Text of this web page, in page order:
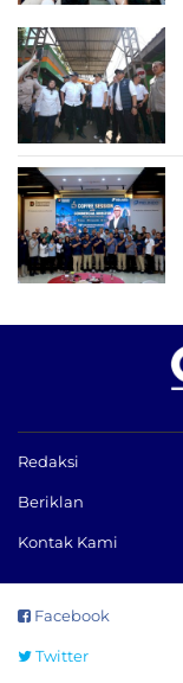
Redaksi
Beriklan
Kontak Kami
Facebook
Twitter